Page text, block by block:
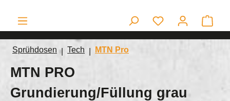
Sprühdosen Tech MTN Pro
MTN PRO
Grundierung/Füllung grau